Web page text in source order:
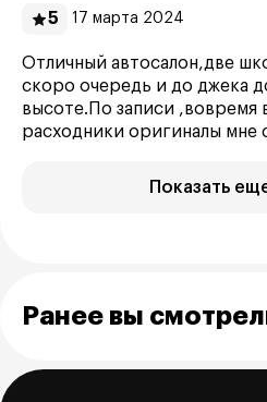
5
17 марта 2024
Отличный автосалон,две
скоро очередь и до джека
высоте.По записи ,вовремя
расходники оригиналы мне
Показать
Ранее вы